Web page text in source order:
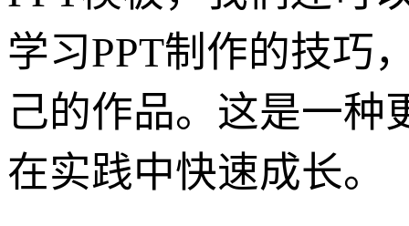
学习PPT制作的技巧
己的作品。这是一种
在实践中快速成长。